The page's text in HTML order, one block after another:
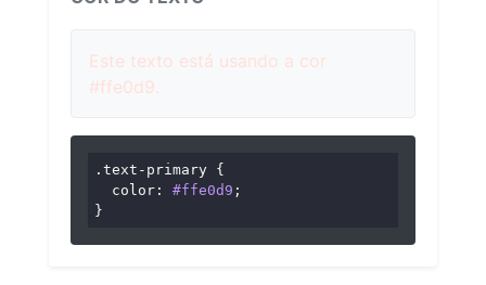
Este texto está usando a cor
#ffe0d9.
.text-primary {
color : #ffe0d9 ;
}